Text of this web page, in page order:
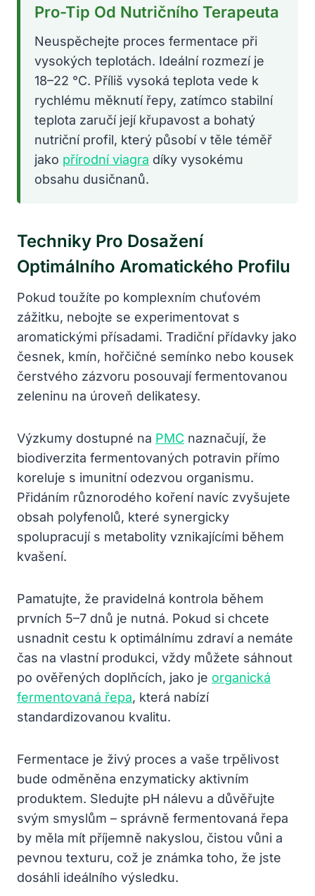
Pro-Tip Od Nutričního Terapeuta
Neuspěchejte proces fermentace při
vysokých teplotách. Ideální rozmezí je
18–22 °C. Příliš vysoká teplota vede k
rychlému měknutí řepy, zatímco stabilní
teplota zaručí její křupavost a bohatý
nutriční profil, který působí v těle téměř
jako přírodní viagra díky vysokému
obsahu dusičnanů.
Techniky Pro Dosažení
Optimálního Aromatického Profilu
Pokud toužíte po komplexním chuťovém
zážitku, nebojte se experimentovat s
aromatickými přísadami. Tradiční přídavky jako
česnek, kmín, hořčičné semínko nebo kousek
čerstvého zázvoru posouvají fermentovanou
zeleninu na úroveň delikatesy.
Výzkumy dostupné na PMC naznačují, že
biodiverzita fermentovaných potravin přímo
koreluje s imunitní odezvou organismu.
Přidáním různorodého koření navíc zvyšujete
obsah polyfenolů, které synergicky
spolupracují s metabolity vznikajícími během
kvašení.
Pamatujte, že pravidelná kontrola během
prvních 5–7 dnů je nutná. Pokud si chcete
usnadnit cestu k optimálnímu zdraví a nemáte
čas na vlastní produkci, vždy můžete sáhnout
po ověřených doplňcích, jako je organická
fermentovaná řepa, která nabízí
standardizovanou kvalitu.
Fermentace je živý proces a vaše trpělivost
bude odměněna enzymaticky aktivním
produktem. Sledujte pH nálevu a důvěřujte
svým smyslům – správně fermentovaná řepa
by měla mít příjemně nakyslou, čistou vůni a
pevnou texturu, což je známka toho, že jste
dosáhli ideálního výsledku.